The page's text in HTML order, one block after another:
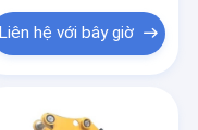
Liên hệ với bây giờ